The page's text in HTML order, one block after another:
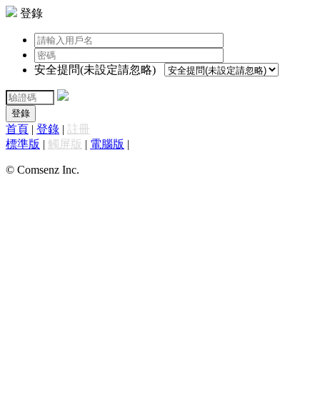
登錄
安全提問(未設定請忽略)
登錄
首頁 | 登錄 | 註冊
標準版 | 觸屏版 | 電腦版 |
© Comsenz Inc.